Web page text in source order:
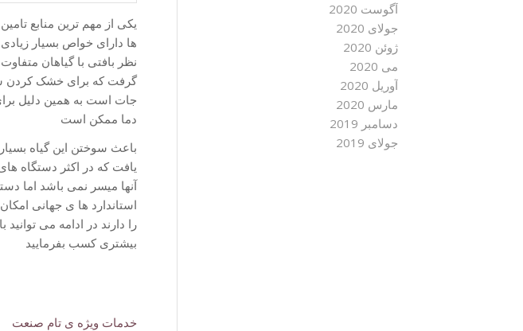
یکی از مهم ترین منابع
ها دارای خواص بسیار
نظر بافتی با گیاهان
گرفت که برای خشک کردن
جات است به همین دلیل
دما ممکن است
باعث سوختن این گیاه
یافت که در اکثر دستگاه
آنها میسر نمی باشد اما
استاندارد ها ی جهانی
را دارند در ادامه می
بیشتری کسب بفرمایید
خدمات ویژه ی تام صنعت
آگوست 2020
جولای 2020
ژوئن 2020
می 2020
آوریل 2020
مارس 2020
دسامبر 2019
جولای 2019